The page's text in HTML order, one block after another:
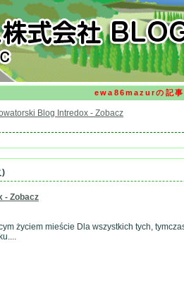
ewa86mazurの記事
Blog Intredox - Zobacz
)
- Zobacz
życiem mieście Dla wszystkich tych,